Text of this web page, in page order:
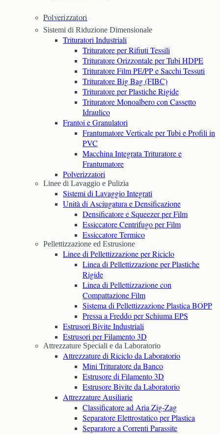
Polverizzatori
Sistemi di Riduzione Dimensionale
Trituratori Industriali
Trituratore per Rifiuti Tessili
Trituratore Orizzontale per Tubi HDPE
Trituratore Film PE/PP e Sacchi Tessuti
Trituratore Big Bag (FIBC)
Trituratore per Plastiche Rigide
Trituratore Monoalbero con Cassetto
Idraulico
Frantoi e Granulatori
Frantumatore Verticale per Tubi e Profili in
PVC
Macchina Integrata Trituratore e
Frantumatore
Polverizzatori
Linee di Lavaggio e Pulizia
Sistemi di Lavaggio Integrati
Unità di Asciugatura e Densificazione
Densificatore e Squeezer per Film
Essiccatore Centrifugo per Film
Essiccatore Termico
Pellettizzazione ed Estrusione
Linee di Pellettizzazione per Riciclo
Linea di Pellettizzazione per Plastiche
Rigide
Linea di Pellettizzazione con
Compattazione Film
Sistema di Pellettizzazione Plastica BOPP
Pressa a Freddo per Schiuma EPS
Estrusori Bivite Industriali
Estrusori per Filamento 3D
Attrezzature Speciali e da Laboratorio
Attrezzature di Riciclo da Laboratorio
Mini Trituratore da Banco
Estrusore di Filamento 3D
Estrusore Bivite da Laboratorio
Attrezzature Ausiliarie
Classificatore ad Aria Zig-Zag
Separatore Elettrostatico per Plastica
Separatore a Correnti Parassite